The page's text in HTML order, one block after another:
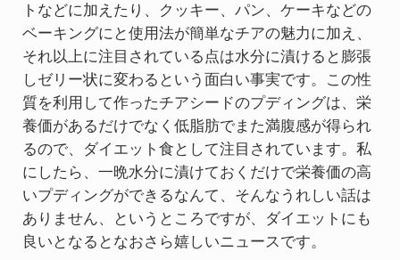
トなどに加えたり、クッキー、パン、ケーキなどの
ベーキングにと使用法が簡単なチアの魅力に加え、
それ以上に注目されている点は水分に漬けると膨張
しゼリー状に変わるという面白い事実です。この性
質を利用して作ったチアシードのプディングは、栄
養価があるだけでなく低脂肪でまた満腹感が得られ
るので、ダイエット食として注目されています。私
にしたら、一晩水分に漬けておくだけで栄養価の高
いプディングができるなんて、そんなうれしい話は
ありません、というところですが、ダイエットにも
良いとなるとなおさら嬉しいニュースです。